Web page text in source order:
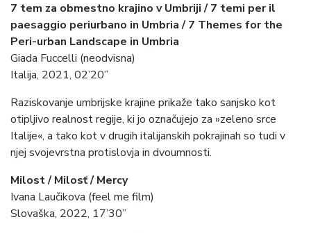
7 tem za obmestno krajino v Umbriji / 7 temi per il
paesaggio periurbano in Umbria / 7 Themes for the
Peri-urban Landscape in Umbria
Giada Fuccelli (neodvisna)
Italija, 2021, 02’20”
Raziskovanje umbrijske krajine prikaže tako sanjsko kot
otipljivo realnost regije, ki jo označujejo za »zeleno srce
Italije«, a tako kot v drugih italijanskih pokrajinah so tudi v
njej svojevrstna protislovja in dvoumnosti.
Milost / Milosť / Mercy
Ivana Laučikova (feel me film)
Slovaška, 2022, 17’30”